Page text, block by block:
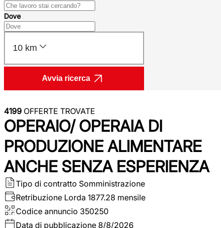
Dove
10 km
Avvia ricerca
4199 OFFERTE TROVATE
OPERAIO/ OPERAIA DI
PRODUZIONE ALIMENTARE
ANCHE SENZA ESPERIENZA
Tipo di contratto Somministrazione
Retribuzione Lorda 1877.28 mensile
Codice annuncio 350250
Data di pubblicazione 8/8/2026